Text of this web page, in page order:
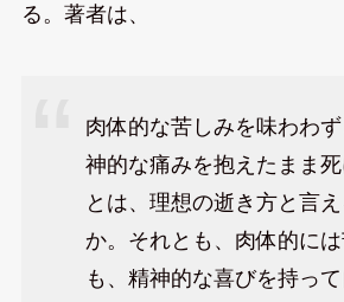
る。著者は、
肉体的な苦しみを味わわ
神的な痛みを抱えたまま死
とは、理想の逝き方と言
か。それとも、肉体的には
も、精神的な喜びを持っ